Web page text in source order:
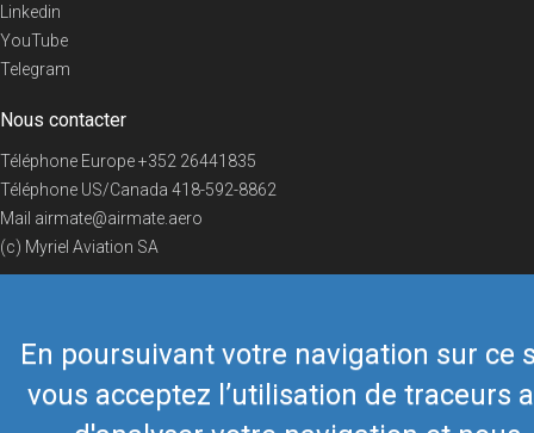
En poursuivant votre navigation sur ce
vous acceptez l’utilisation de traceurs
Linkedin
YouTube
Telegram
Nous contacter
Téléphone Europe+352 26441835
Téléphone US/Canada 418-592-8862
Mail airmate@airmate.aero
(c) Myriel Aviation SA
© 2019 Airmate - Conditions d'utilisation Vie privée Back to top